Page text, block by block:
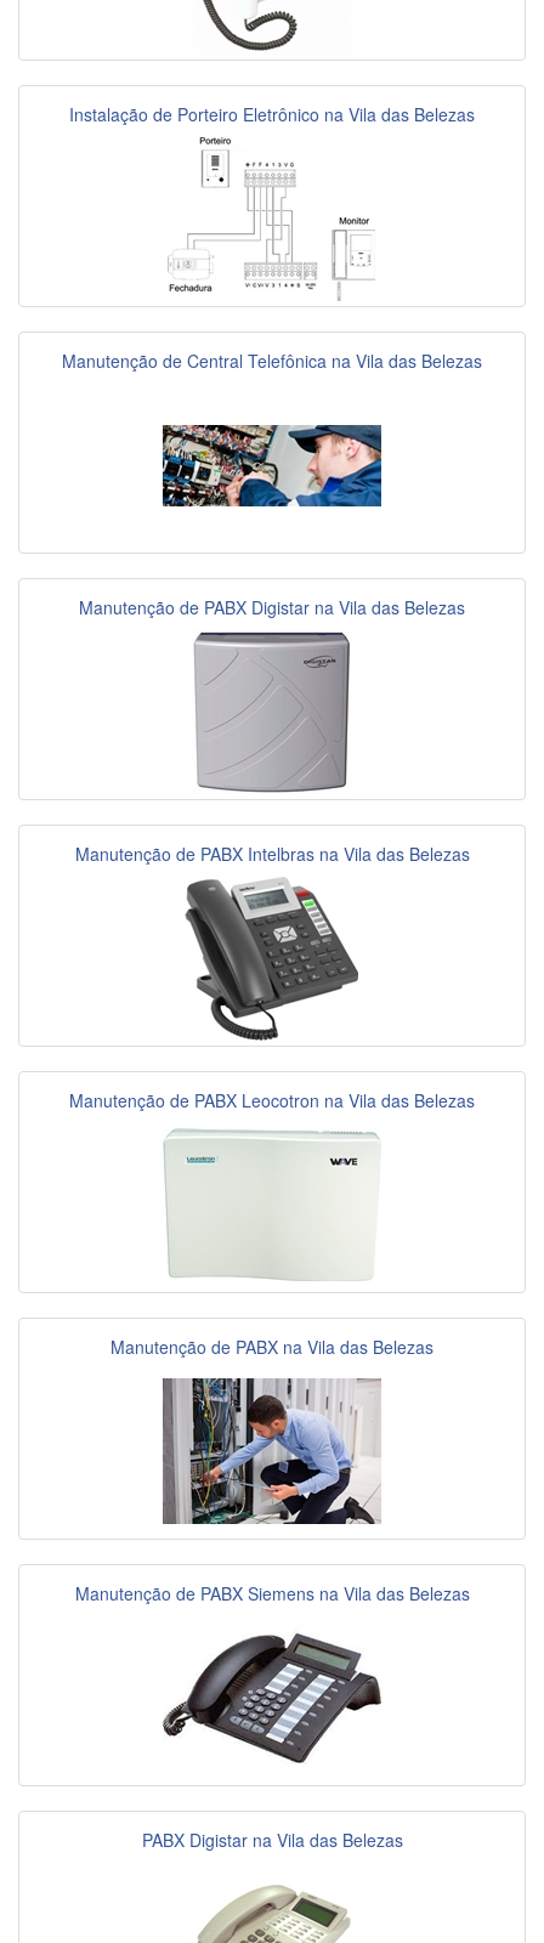
Instalação de Porteiro Eletrônico na Vila das Belezas
Manutenção de Central Telefônica na Vila das Belezas
Manutenção de PABX Digistar na Vila das Belezas
Manutenção de PABX Intelbras na Vila das Belezas
Manutenção de PABX Leocotron na Vila das Belezas
Manutenção de PABX na Vila das Belezas
Manutenção de PABX Siemens na Vila das Belezas
PABX Digistar na Vila das Belezas